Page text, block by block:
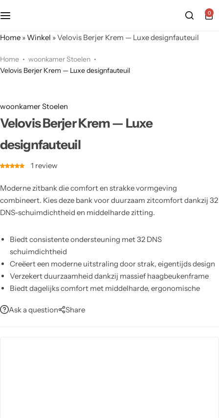
0
Home »Winkel »Velovis Berjer Krem — Luxe designfauteuil
Home
woonkamer Stoelen
Velovis Berjer Krem — Luxe designfauteuil
woonkamer Stoelen
Velovis Berjer Krem — Luxe
designfauteuil
1 review
Moderne zitbank die comfort en strakke vormgeving
combineert. Kies deze bank voor duurzaam zitcomfort dankzij 32
DNS-schuimdichtheid en middelharde zitting.
Biedt consistente ondersteuning met 32 DNS
schuimdichtheid
Creëert een moderne uitstraling door strak, eigentijds design
Verzekert duurzaamheid dankzij massief haagbeukenframe
Biedt dagelijks comfort met middelharde, ergonomische
Voelt zacht en luxueus dankzij zacht gestructureerde stof
Ask a question Share